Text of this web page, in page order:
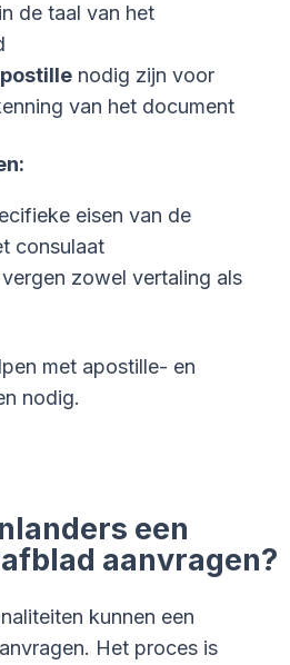
de taal van het
nodig zijn voor
van het document
eisen van de
consulaat
zowel vertaling als
met apostille- en
nodig.
een
aanvragen?
kunnen een
Het proces is